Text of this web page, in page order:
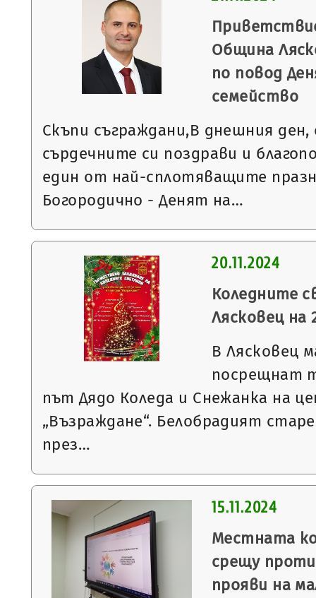
Община
по повод
семейство
Скъпи съграждани,В днешния
сърдечните си поздрави и
един от най-сплотяващите
Богородично - Денят на…
20.11.2024
Коледните
Лясковец на
В Лясковец
посрещнат
път Дядо Коледа и Снежанка на
„Възраждане“. Белобрадият
през…
15.11.2024
Местната
срещу
прояви на